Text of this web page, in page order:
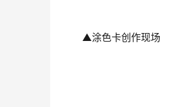
▲涂色卡创作现场